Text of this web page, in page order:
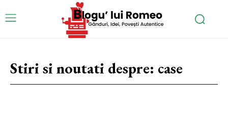
Stiri si noutati despre: case